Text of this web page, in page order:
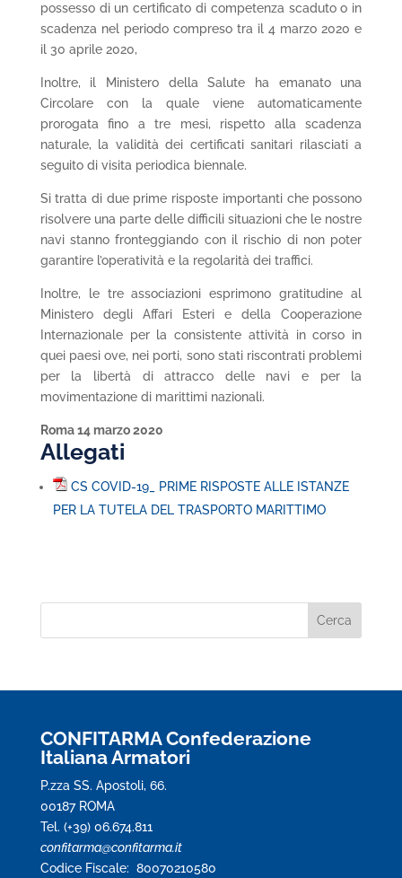
possesso di un certificato di competenza scaduto o in
scadenza nel periodo compreso tra il 4 marzo 2020 e
il 30 aprile 2020,
Inoltre, il Ministero della Salute ha emanato una
Circolare con la quale viene automaticamente
prorogata fino a tre mesi, rispetto alla scadenza
naturale, la validità dei certificati sanitari rilasciati a
seguito di visita periodica biennale.
Si tratta di due prime risposte importanti che possono
risolvere una parte delle difficili situazioni che le nostre
navi stanno fronteggiando con il rischio di non poter
garantire l’operatività e la regolarità dei traffici.
Inoltre, le tre associazioni esprimono gratitudine al
Ministero degli Affari Esteri e della Cooperazione
Internazionale per la consistente attività in corso in
quei paesi ove, nei porti, sono stati riscontrati problemi
per la libertà di attracco delle navi e per la
movimentazione di marittimi nazionali.
Roma 14 marzo 2020
Allegati
CS COVID-19_ PRIME RISPOSTE ALLE ISTANZE
PER LA TUTELA DEL TRASPORTO MARITTIMO
CONFITARMA Confederazione
Italiana Armatori
P.zza SS. Apostoli, 66.
00187 ROMA
Tel. (+39) 06.674.811
confitarma@confitarma.it
Codice Fiscale: 80070210580